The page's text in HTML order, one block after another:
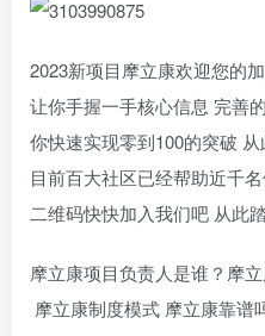
2023新项目摩立康欢迎您的
让你手握一手核心信息 完善
你快速实现零到100的突破
目前百大社区已经帮助近千
二维码快快加入我们吧 从此
摩立康项目负责人是谁？摩
摩立康制度模式 摩立康靠谱